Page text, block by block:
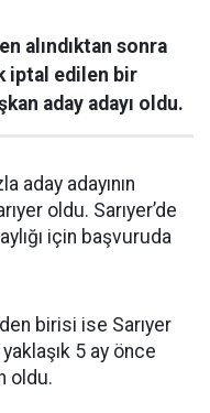
alındıktan sonra
iptal edilen bir
aday adayı oldu.
aday adayının
oldu. Sarıyer’de
için başvuruda
birisi ise Sarıyer
5 ay önce
oldu.